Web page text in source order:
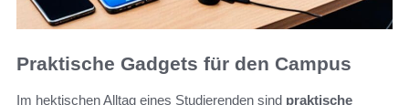
Praktische Gadgets für den Campus
Im hektischen Alltag eines Studierenden sind praktische